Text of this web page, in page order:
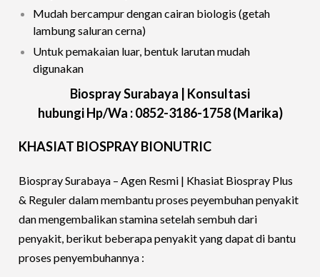
Mudah bercampur dengan cairan biologis (getah
lambung saluran cerna)
Untuk pemakaian luar, bentuk larutan mudah
digunakan
Biospray Surabaya | Konsultasi
hubungiHp/Wa :0852-3186-1758 (Marika)
KHASIAT BIOSPRAY BIONUTRIC
Biospray Surabaya – Agen Resmi | Khasiat Biospray Plus
& Reguler dalam membantu proses peyembuhan penyakit
dan mengembalikan stamina setelah sembuh dari
penyakit, berikut beberapa penyakit yang dapat di bantu
proses penyembuhannya :